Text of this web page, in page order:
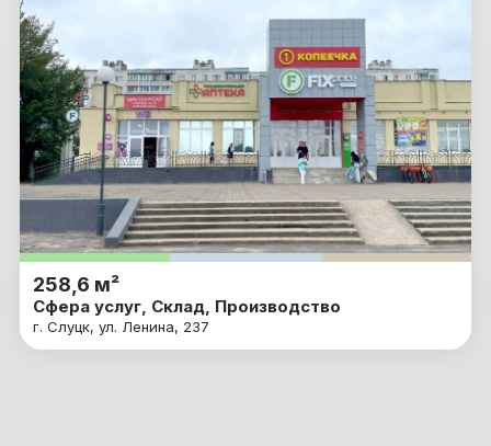
258,6 м²
Сфера услуг, Склад, Производство
г. Слуцк, ул. Ленина, 237